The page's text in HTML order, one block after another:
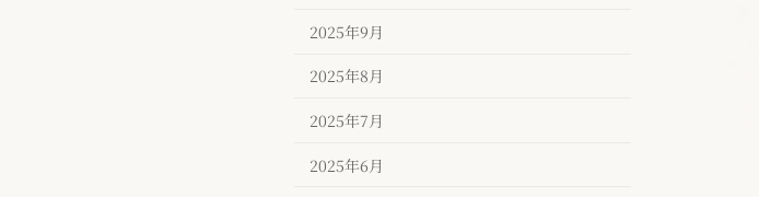
2025年9月
2025年8月
2025年7月
2025年6月